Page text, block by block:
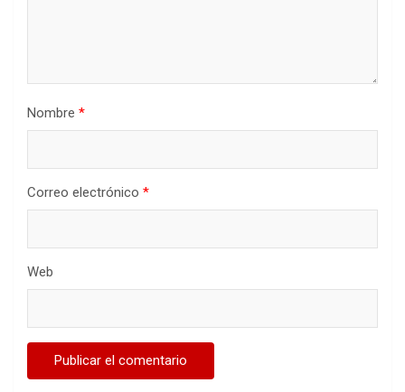
Nombre *
Correo electrónico *
Web